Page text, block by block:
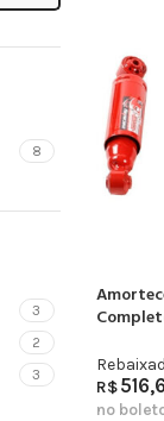
8
3
2
3
R$
no